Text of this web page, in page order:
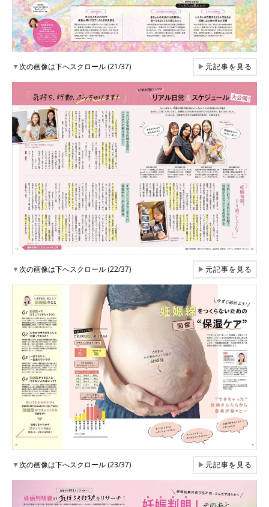
▼次の画像は下へスクロール (21/37) ▶元記事を見る
▼次の画像は下へスクロール (22/37) ▶元記事を見る
▼次の画像は下へスクロール (23/37) ▶元記事を見る